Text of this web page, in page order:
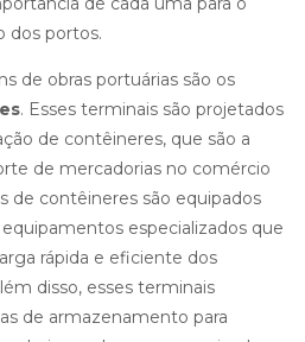
dos portos.
de obras portuárias são os
. Esses terminais são projetados
de contêineres, que são a
de mercadorias no comércio
de contêineres são equipados
especializados que
rápida e eficiente dos
disso, esses terminais
de armazenamento para